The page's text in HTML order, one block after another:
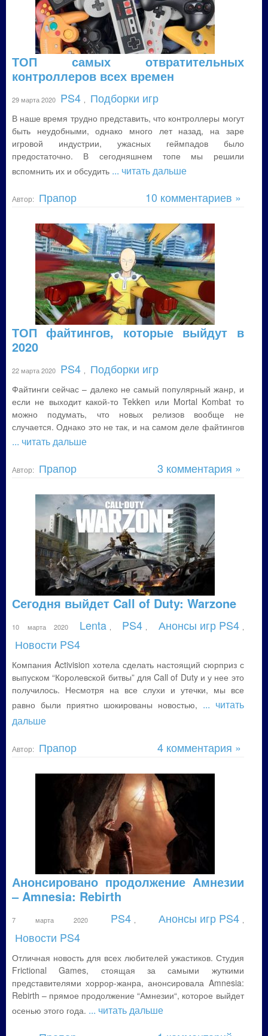
ТОП самых отвратительных
контроллеров всех времен
29 марта 2020 PS4 Подборки игр
В наше время трудно представить, что контроллеры могут
быть неудобными, однако много лет назад, на заре
игровой индустрии, ужасных геймпадов было
предостаточно. В сегодняшнем топе мы решили
вспомнить их и обсудить ... читать дальше
Автор: Прапор 10 комментариев »
ТОП файтингов, которые выйдут в
2020
22 марта 2020 PS4 Подборки игр
Файтинги сейчас – далеко не самый популярный жанр, и
если не выходит какой-то Tekken или Mortal Kombat то
можно подумать, что новых релизов вообще не
случается. Однако это не так, и на самом деле файтингов
... читать дальше
Автор: Прапор 3 комментария »
Сегодня выйдет Call of Duty: Warzone
10 марта 2020 Lenta PS4 Анонсы игр PS4
Новости PS4
Компания Activision хотела сделать настоящий сюрприз с
выпуском “Королевской битвы” для Call of Duty и у нее это
получилось. Несмотря на все слухи и утечки, мы все
равно были приятно шокированы новостью, ... читать
дальше
Автор: Прапор 4 комментария »
Анонсировано продолжение Амнезии
– Amnesia: Rebirth
7 марта 2020 PS4 Анонсы игр PS4
Новости PS4
Отличная новость для всех любителей ужастиков. Студия
Frictional Games, стоящая за самыми жуткими
представителями хоррор-жанра, анонсировала Amnesia:
Rebirth – прямое продолжение “Амнезии“, которое выйдет
осенью этого года. ... читать дальше